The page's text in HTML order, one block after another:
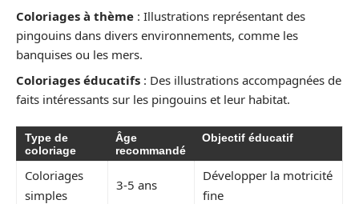
Coloriages à thème : Illustrations représentant des
pingouins dans divers environnements, comme les
banquises ou les mers.
Coloriages éducatifs : Des illustrations accompagnées de
faits intéressants sur les pingouins et leur habitat.
Type de
coloriage
Âge
recommandé
Objectif éducatif
Coloriages
simples
3-5 ans
Développer la motricité
fine